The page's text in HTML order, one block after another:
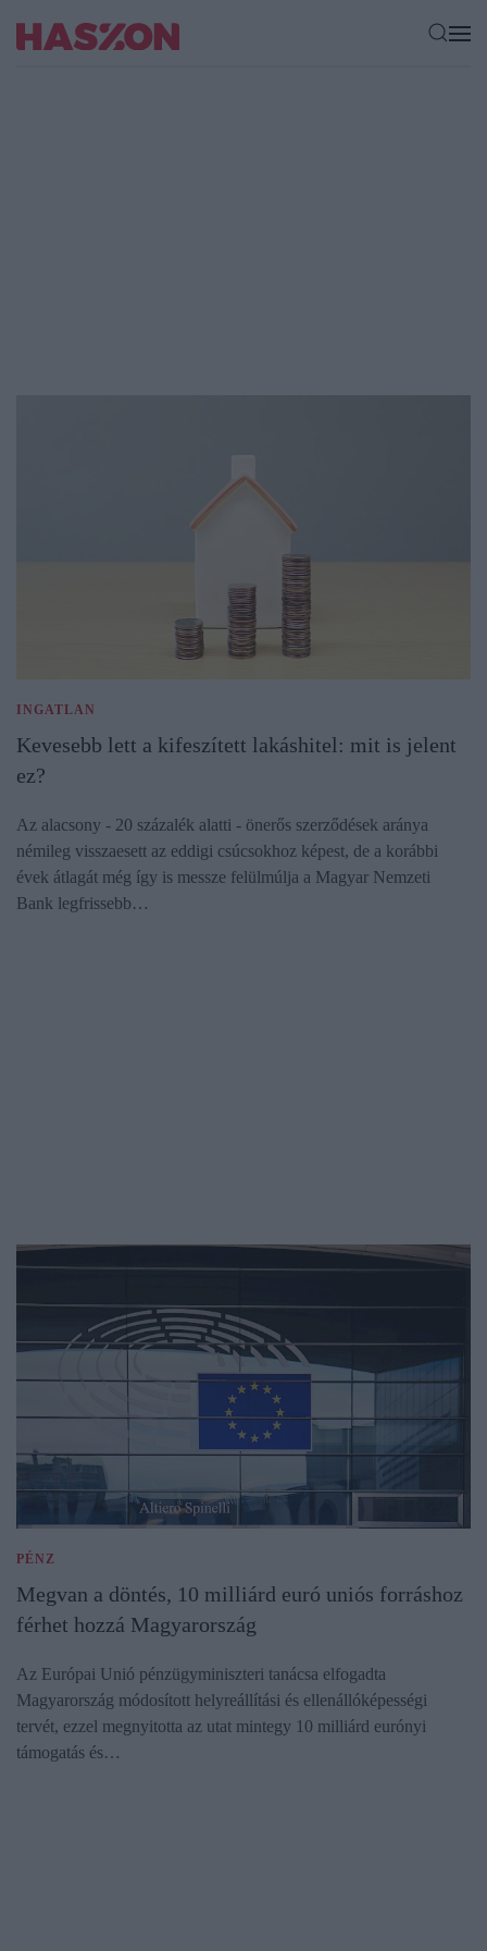
INGATLAN
Kevesebb lett a kifeszített lakáshitel: mit is jelent
ez?
Az alacsony - 20 százalék alatti - önerős szerződések aránya
némileg visszaesett az eddigi csúcsokhoz képest, de a korábbi
évek átlagát még így is messze felülmúlja a Magyar Nemzeti
Bank legfrissebb…
PÉNZ
Megvan a döntés, 10 milliárd euró uniós forráshoz
férhet hozzá Magyarország
Az Európai Unió pénzügyminiszteri tanácsa elfogadta
Magyarország módosított helyreállítási és ellenállóképességi
tervét, ezzel megnyitotta az utat mintegy 10 milliárd eurónyi
támogatás és…